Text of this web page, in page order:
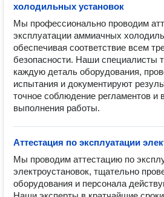
холодильных установок
Мы профессионально проводим
эксплуатации аммиачных
обеспечивая соответствие всем
безопасности. Наши специалисты
каждую деталь оборудования,
испытания и документируют
точное соблюдение регламентов и
выполнения работы.
Аттестация по эксплуатации
Мы проводим аттестацию по
электроустановок, тщательно
оборудования и персонала